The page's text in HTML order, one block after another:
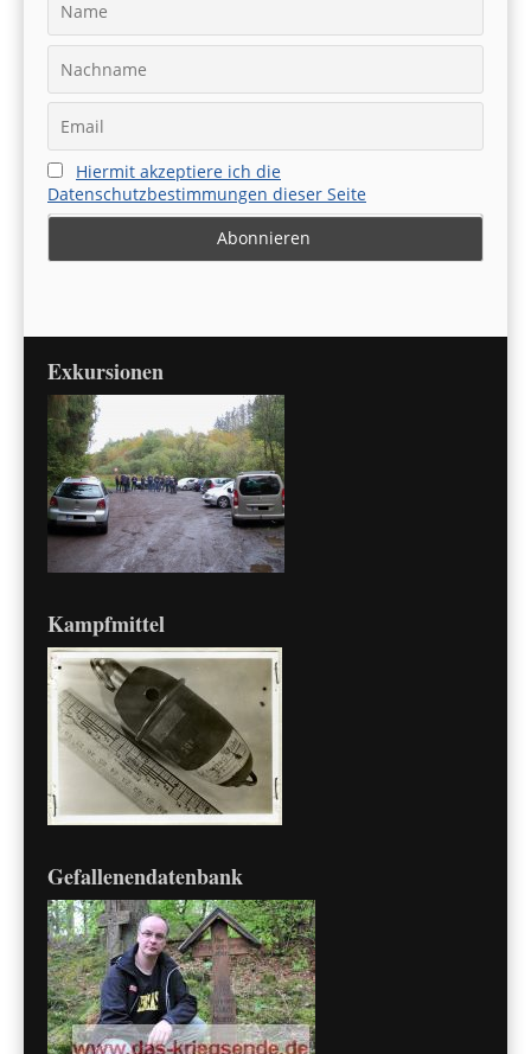
Hiermit akzeptiere ich die
Datenschutzbestimmungen dieser Seite
Exkursionen
Kampfmittel
Gefallenendatenbank